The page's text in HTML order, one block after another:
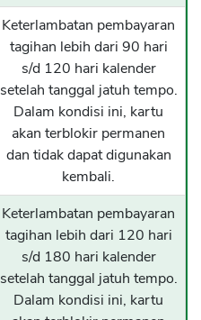
Keterlambatan pembayaran
tagihan lebih dari 90 hari
s/d 120 hari kalender
setelah tanggal jatuh tempo.
Dalam kondisi ini, kartu
akan terblokir permanen
dan tidak dapat digunakan
kembali.
Keterlambatan pembayaran
tagihan lebih dari 120 hari
s/d 180 hari kalender
setelah tanggal jatuh tempo.
Dalam kondisi ini, kartu